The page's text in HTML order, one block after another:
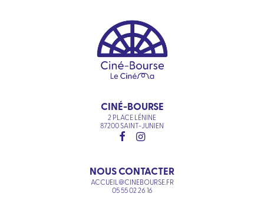
CINÉ-BOURSE
2 PLACE LÉNINE
87200 SAINT-JUNIEN
NOUS CONTACTER
ACCUEIL@CINEBOURSE.FR
05 55 02 26 16